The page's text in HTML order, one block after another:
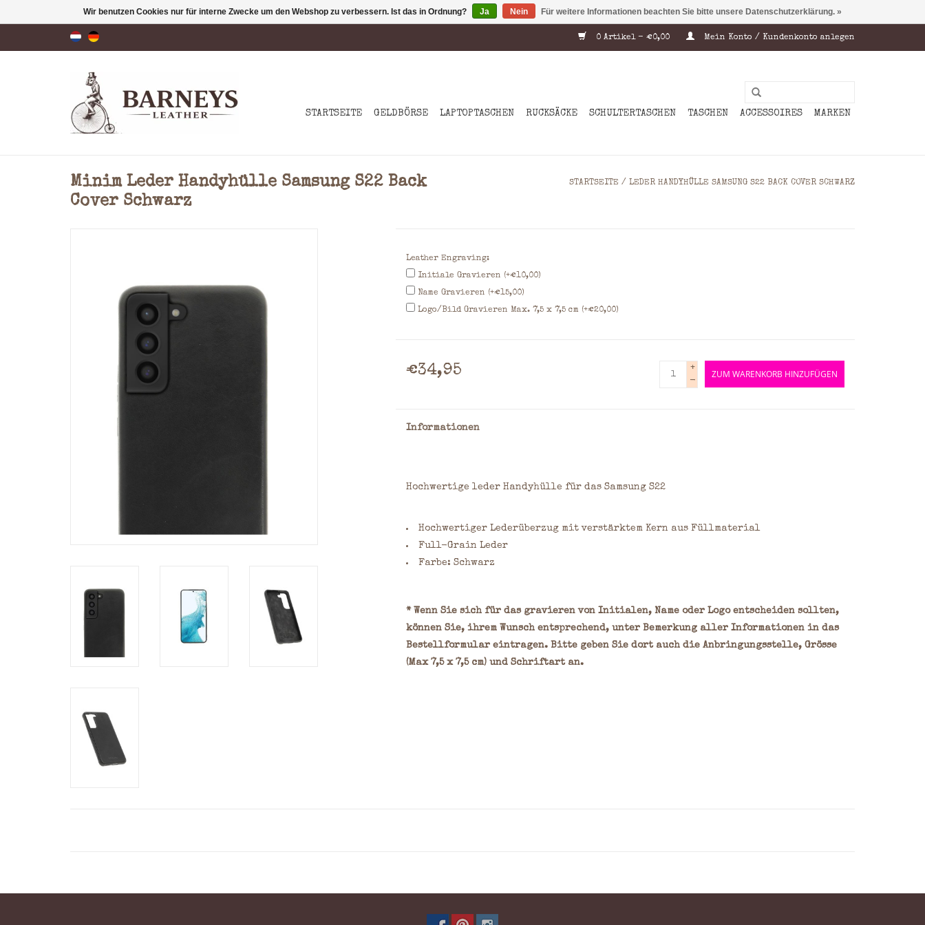
0 Artikel - €0,00 Mein Konto / Kundenkonto anlegen
STARTSEITE GELDBÖRSE LAPTOPTASCHEN RUCKSÄCKE SCHULTERTASCHEN TASCHEN ACCESSOIRES MARKEN
Minim Leder Handyhülle Samsung S22 Back
Cover Schwarz
STARTSEITE / LEDER HANDYHÜLLE SAMSUNG S22 BACK COVER SCHWARZ
Leather Engraving:
Initiale Gravieren (+€10,00)
Name Gravieren (+€15,00)
Logo/Bild Gravieren Max. 7,5 x 7,5 cm (+€20,00)
€34,95
+
-
ZUM WARENKORB HINZUFÜGEN
Informationen
Hochwertige leder Handyhülle für das Samsung S22
Hochwertiger Lederüberzug mit verstärktem Kern aus Füllmaterial
Full-Grain Leder
Farbe: Schwarz
* Wenn Sie sich für das gravieren von Initialen, Name oder Logo entscheiden sollten,
können Sie, ihrem Wunsch entsprechend, unter Bemerkung aller Informationen in das
Bestellformular eintragen. Bitte geben Sie dort auch die Anbringungsstelle, Grösse
(Max 7,5 x 7,5 cm) und Schriftart an.
Wir benutzen Cookies nur für interne Zwecke um den Webshop zu verbessern. Ist das in Ordnung? Ja Nein Für weitere Informationen beachten Sie bitte unsere Datenschutzerklärung. »